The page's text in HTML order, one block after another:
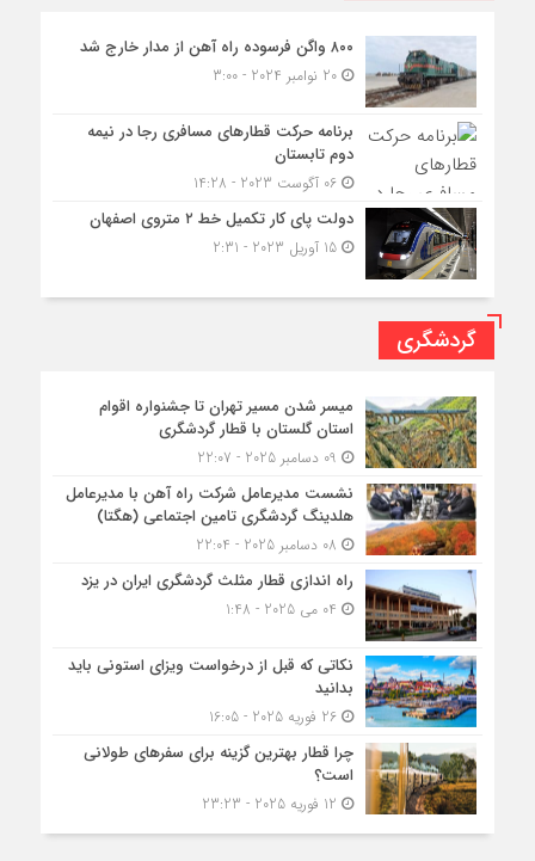
۸۰۰ واگن فرسوده راه آهن از مدار خارج شد
20 نوامبر 2024 - 3:00
برنامه حرکت قطارهای مسافری رجا در نیمه
دوم تابستان
06 آگوست 2023 - 14:28
دولت پای کار تکمیل خط ۲ متروی اصفهان
15 آوریل 2023 - 2:31
گردشگری
میسر شدن مسیر تهران تا جشنواره اقوام
استان گلستان با قطار گردشگری
نشست مدیرعامل شرکت راه آهن با مدیرعامل
هلدینگ گردشگری تامین اجتماعی (هگتا)
راه اندازی قطار مثلث گردشگری ایران در یزد
نکاتی که قبل از درخواست ویزای استونی باید
بدانید
26 فوریه 2025 - 16:05
چرا قطار بهترین گزینه برای سفرهای طولانی
است؟